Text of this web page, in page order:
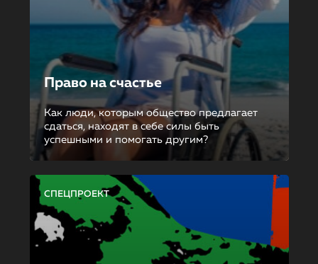
Право на счастье
Как люди, которым общество предлагает
сдаться, находят в себе силы быть
успешными и помогать другим?
СПЕЦПРОЕКТ